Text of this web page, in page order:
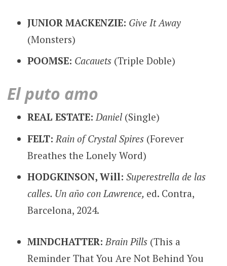
JUNIOR MACKENZIE: Give It Away
(Monsters)
POOMSE: Cacauets(Triple Doble)
El puto amo
REAL ESTATE:Daniel (Single)
FELT: Rain of Crystal Spires (Forever
Breathes the Lonely Word)
HODGKINSON, Will: Superestrella de las
calles. Un año con Lawrence, ed. Contra,
Barcelona, 2024.
MINDCHATTER: Brain Pills(This a
Reminder That You Are Not Behind You